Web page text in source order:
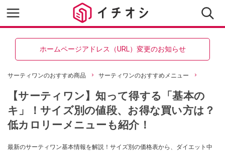
ホームページアドレス（URL）変更のお知らせ
サーティワンのおすすめ商品 サーティワンのおすすめメニュー
【サーティワン】知って得する「基本の
キ」！サイズ別の値段、お得な買い方は？
低カロリーメニューも紹介！
最新のサーティワン基本情報を解説！サイズ別の価格表から、ダイエット中